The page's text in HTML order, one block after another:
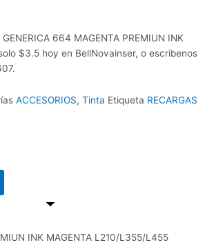
664 MAGENTA PREMIUN INK
$3.5 hoy en BellNovainser, o escribenos
ACCESORIOS, Tinta Etiqueta RECARGAS
INK MAGENTA L210/L355/L455